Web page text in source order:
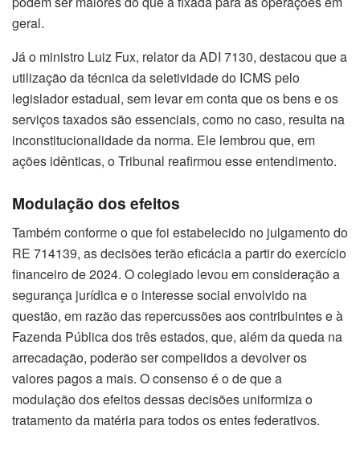
geral.
Já o ministro Luiz Fux, relator da ADI 7130, destacou que a
utilização da técnica da seletividade do ICMS pelo
legislador estadual, sem levar em conta que os bens e os
serviços taxados são essenciais, como no caso, resulta na
inconstitucionalidade da norma. Ele lembrou que, em
ações idênticas, o Tribunal reafirmou esse entendimento.
Modulação dos efeitos
Também conforme o que foi estabelecido no julgamento do
RE 714139, as decisões terão eficácia a partir do exercício
financeiro de 2024. O colegiado levou em consideração a
segurança jurídica e o interesse social envolvido na
questão, em razão das repercussões aos contribuintes e à
Fazenda Pública dos três estados, que, além da queda na
arrecadação, poderão ser compelidos a devolver os
valores pagos a mais. O consenso é o de que a
modulação dos efeitos dessas decisões uniformiza o
tratamento da matéria para todos os entes federativos.